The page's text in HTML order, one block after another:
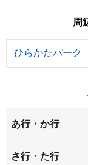
周
ひらかたパーク
あ行・か行
伊加賀寿町
さ行・た行